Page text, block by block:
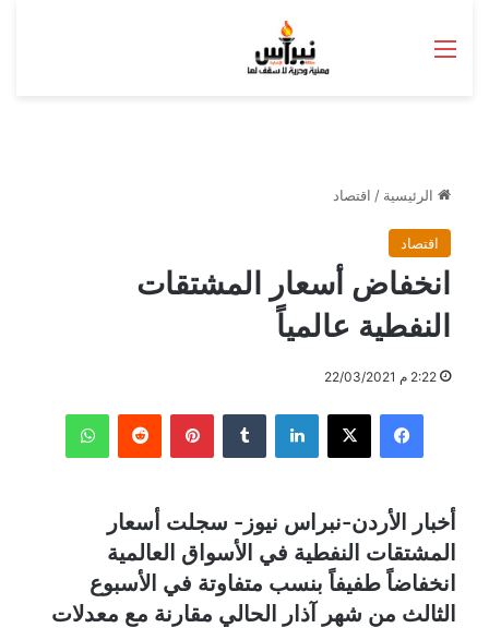
القائمة
الرئيسية / اقتصاد
اقتصاد
انخفاض أسعار المشتقات
النفطية عالمياً
2:22 م 22/03/2021
فيسبوك ‫X لينكدإن بينتيريست واتساب
أخبار الأردن-نبراس نيوز- سجلت أسعار
المشتقات النفطية في الأسواق العالمية
انخفاضاً طفيفاً بنسب متفاوتة في الأسبوع
الثالث من شهر آذار الحالي مقارنة مع معدلات